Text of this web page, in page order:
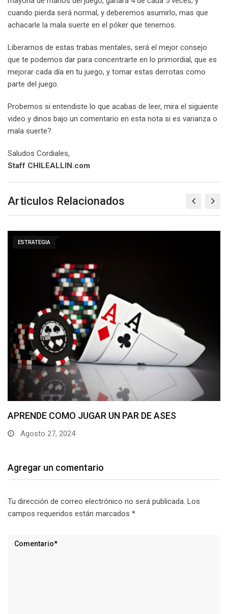
cuando pierda será normal, y deberemos asumirlo, mas que
achacarle la mala suerte en el póker que tenemos.
Liberarnos de estas trabas mentales, será el mejor consejo
que te podemos dar para concentrarte en lo primordial, que es
mejorar cada día en tu juego, y tomar estas derrotas como
parte del juego.
Probemos si entendiste lo que acabas de leer, mira el siguiente
video y dinos bajo un comentario en esta nota si es varianza o
mala suerte?
Saludos Cordiales,
Staff CHILEALLIN.com
Articulos Relacionados
ESTRATEGIA
¿Ganarse la vida jugando al póker online? Ven…
Agosto 24, 2024
Agregar un comentario
Tu dirección de correo electrónico no será publicada. Los
campos requeridos están marcados *